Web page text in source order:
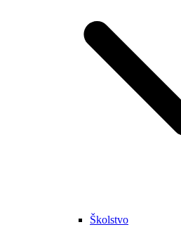
Školstvo